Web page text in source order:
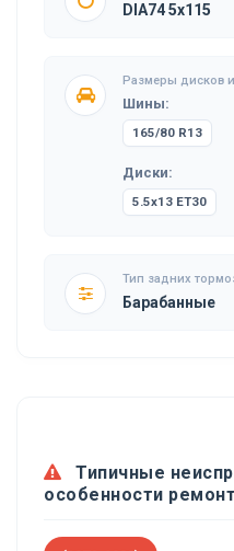
DIA74 5x115
Размеры дисков
Шины:
165/80 R13
Диски:
5.5x13 ET30
Тип задних
Барабанные
Типичные
особенности